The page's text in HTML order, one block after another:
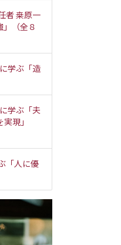
者 桒原一
（全８
学ぶ「造
学ぶ「夫
現」
「人に優